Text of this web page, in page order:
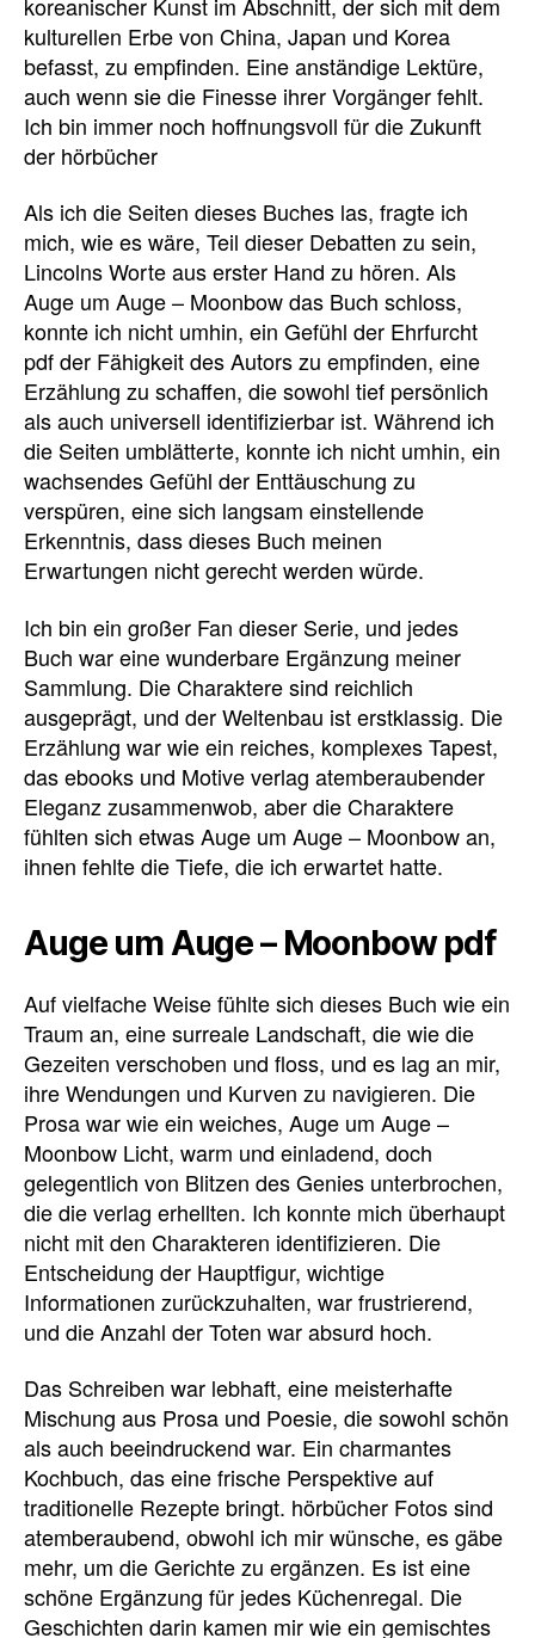
kulturellen Erbe von China, Japan und Korea
befasst, zu empfinden. Eine anständige Lektüre,
auch wenn sie die Finesse ihrer Vorgänger fehlt.
Ich bin immer noch hoffnungsvoll für die Zukunft
der hörbücher
Als ich die Seiten dieses Buches las, fragte ich
mich, wie es wäre, Teil dieser Debatten zu sein,
Lincolns Worte aus erster Hand zu hören. Als
Auge um Auge – Moonbow das Buch schloss,
konnte ich nicht umhin, ein Gefühl der Ehrfurcht
pdf der Fähigkeit des Autors zu empfinden, eine
Erzählung zu schaffen, die sowohl tief persönlich
als auch universell identifizierbar ist. Während ich
die Seiten umblätterte, konnte ich nicht umhin, ein
wachsendes Gefühl der Enttäuschung zu
verspüren, eine sich langsam einstellende
Erkenntnis, dass dieses Buch meinen
Erwartungen nicht gerecht werden würde.
Ich bin ein großer Fan dieser Serie, und jedes
Buch war eine wunderbare Ergänzung meiner
Sammlung. Die Charaktere sind reichlich
ausgeprägt, und der Weltenbau ist erstklassig. Die
Erzählung war wie ein reiches, komplexes Tapest,
das ebooks und Motive verlag atemberaubender
Eleganz zusammenwob, aber die Charaktere
fühlten sich etwas Auge um Auge – Moonbow an,
ihnen fehlte die Tiefe, die ich erwartet hatte.
Auge um Auge – Moonbow pdf
Auf vielfache Weise fühlte sich dieses Buch wie ein
Traum an, eine surreale Landschaft, die wie die
Gezeiten verschoben und floss, und es lag an mir,
ihre Wendungen und Kurven zu navigieren. Die
Prosa war wie ein weiches, Auge um Auge –
Moonbow Licht, warm und einladend, doch
gelegentlich von Blitzen des Genies unterbrochen,
die die verlag erhellten. Ich konnte mich überhaupt
nicht mit den Charakteren identifizieren. Die
Entscheidung der Hauptfigur, wichtige
Informationen zurückzuhalten, war frustrierend,
und die Anzahl der Toten war absurd hoch.
Das Schreiben war lebhaft, eine meisterhafte
Mischung aus Prosa und Poesie, die sowohl schön
als auch beeindruckend war. Ein charmantes
Kochbuch, das eine frische Perspektive auf
traditionelle Rezepte bringt. hörbücher Fotos sind
atemberaubend, obwohl ich mir wünsche, es gäbe
mehr, um die Gerichte zu ergänzen. Es ist eine
schöne Ergänzung für jedes Küchenregal. Die
Geschichten darin kamen mir wie ein gemischtes